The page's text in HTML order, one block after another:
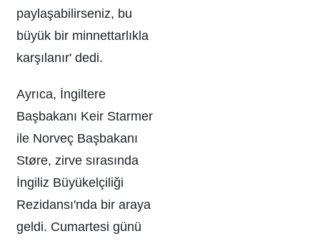
paylaşabilirseniz, bu
büyük bir minnettarlıkla
karşılanır' dedi.
Ayrıca, İngiltere
Başbakanı Keir Starmer
ile Norveç Başbakanı
Støre, zirve sırasında
İngiliz Büyükelçiliği
Rezidansı'nda bir araya
geldi. Cumartesi günü